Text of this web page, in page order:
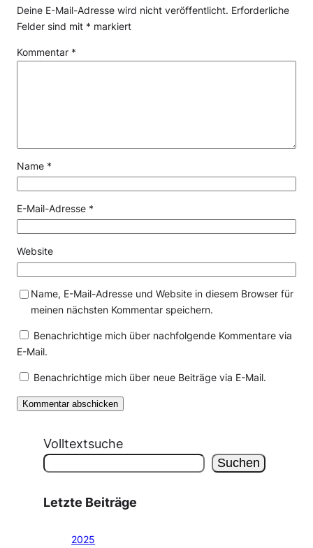
Deine E-Mail-Adresse wird nicht veröffentlicht. Erforderliche
Felder sind mit * markiert
Kommentar *
Name *
E-Mail-Adresse *
Website
Name, E-Mail-Adresse und Website in diesem Browser für
meinen nächsten Kommentar speichern.
Benachrichtige mich über nachfolgende Kommentare via
E-Mail.
Benachrichtige mich über neue Beiträge via E-Mail.
Volltextsuche
Suchen
Letzte Beiträge
2025